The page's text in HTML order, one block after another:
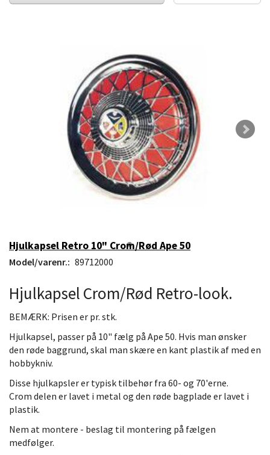
Hjulkapsel Retro 10" Crom/Rød Ape 50
Model/varenr.: 89712000
Hjulkapsel Crom/Rød Retro-look.
BEMÆRK: Prisen er pr. stk.
Hjulkapsel, passer på 10" fælg på Ape 50. Hvis man ønsker
den røde baggrund, skal man skære en kant plastik af med en
hobbykniv.
Disse hjulkapsler er typisk tilbehør fra 60- og 70'erne.
Crom delen er lavet i metal og den røde bagplade er lavet i
plastik.
Nem at montere - beslag til montering på fælgen
medfølger.